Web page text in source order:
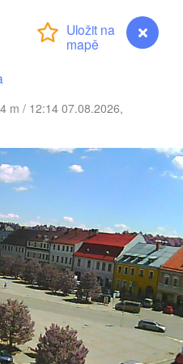
m / 12:14 07.08.2026,
Kraków
Łódź
Wrocław
Poznań
POLSKO
na Moravě